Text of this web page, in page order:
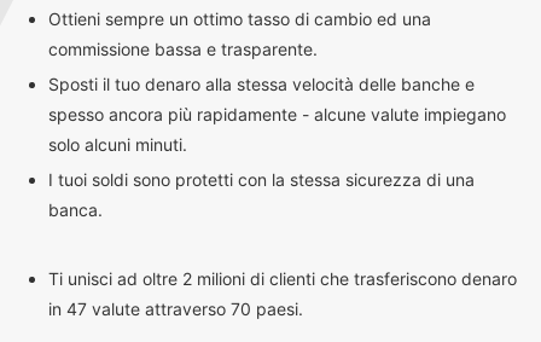
Ottieni sempre un ottimo tasso di cambio ed una
commissione bassa e trasparente.
Sposti il tuo denaro alla stessa velocità delle banche e
spesso ancora più rapidamente - alcune valute impiegano
solo alcuni minuti.
I tuoi soldi sono protetti con la stessa sicurezza di una
banca.
Ti unisci ad oltre 2 milioni di clienti che trasferiscono denaro
in 47 valute attraverso 70 paesi.